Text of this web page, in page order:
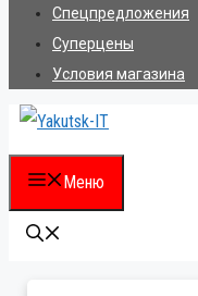
Спецпредложения
Суперцены
Условия магазина
Меню